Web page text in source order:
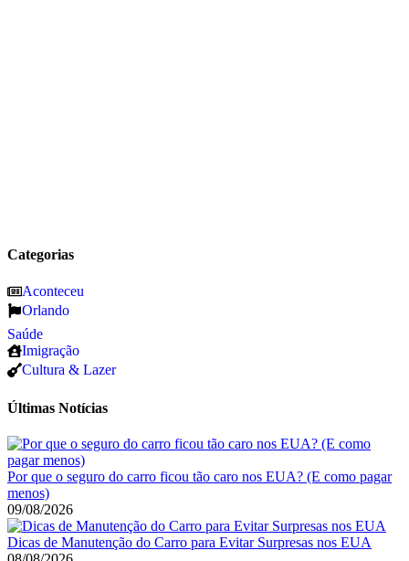
Categorias
Aconteceu
Orlando
Saúde
Imigração
Cultura & Lazer
Últimas Notícias
Por que o seguro do carro ficou tão caro nos EUA? (E como pagar
menos)
09/08/2026
Dicas de Manutenção do Carro para Evitar Surpresas nos EUA